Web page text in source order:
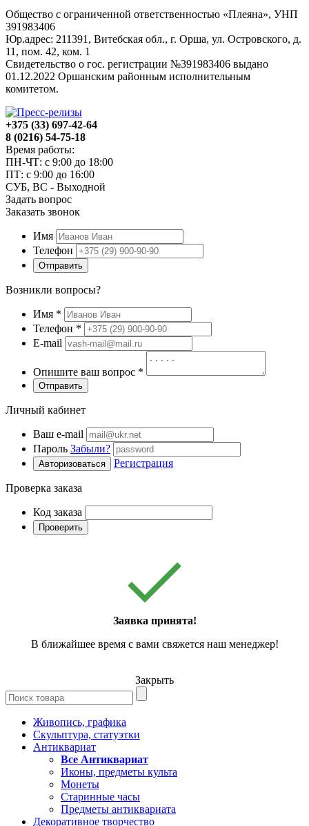
Общество с ограниченной ответственностью «Плеяна», УНП
391983406
Юр.адрес: 211391, Витебская обл., г. Орша, ул. Островского, д.
11, пом. 42, ком. 1
Свидетельство о гос. регистрации №391983406 выдано
01.12.2022 Оршанским районным исполнительным
комитетом.
+375 (33) 697-42-64
8 (0216) 54-75-18
Время работы:
ПН-ЧТ: с 9:00 до 18:00
ПТ: с 9:00 до 16:00
СУБ, ВС - Выходной
Задать вопрос
Заказать звонок
Имя
Телефон
Отправить
Возникли вопросы?
Имя *
Телефон *
E-mail
Опишите ваш вопрос *
Отправить
Личный кабинет
Ваш e-mail
Пароль Забыли?
Авторизоваться Регистрация
Проверка заказа
Код заказа
Проверить
Заявка принята!
В ближайшее время с вами свяжется наш менеджер!
Закрыть
Живопись, графика
Скульптура, статуэтки
Антиквариат
Все Антиквариат
Иконы, предметы культа
Монеты
Старинные часы
Предметы антиквариата
Декоративное творчество